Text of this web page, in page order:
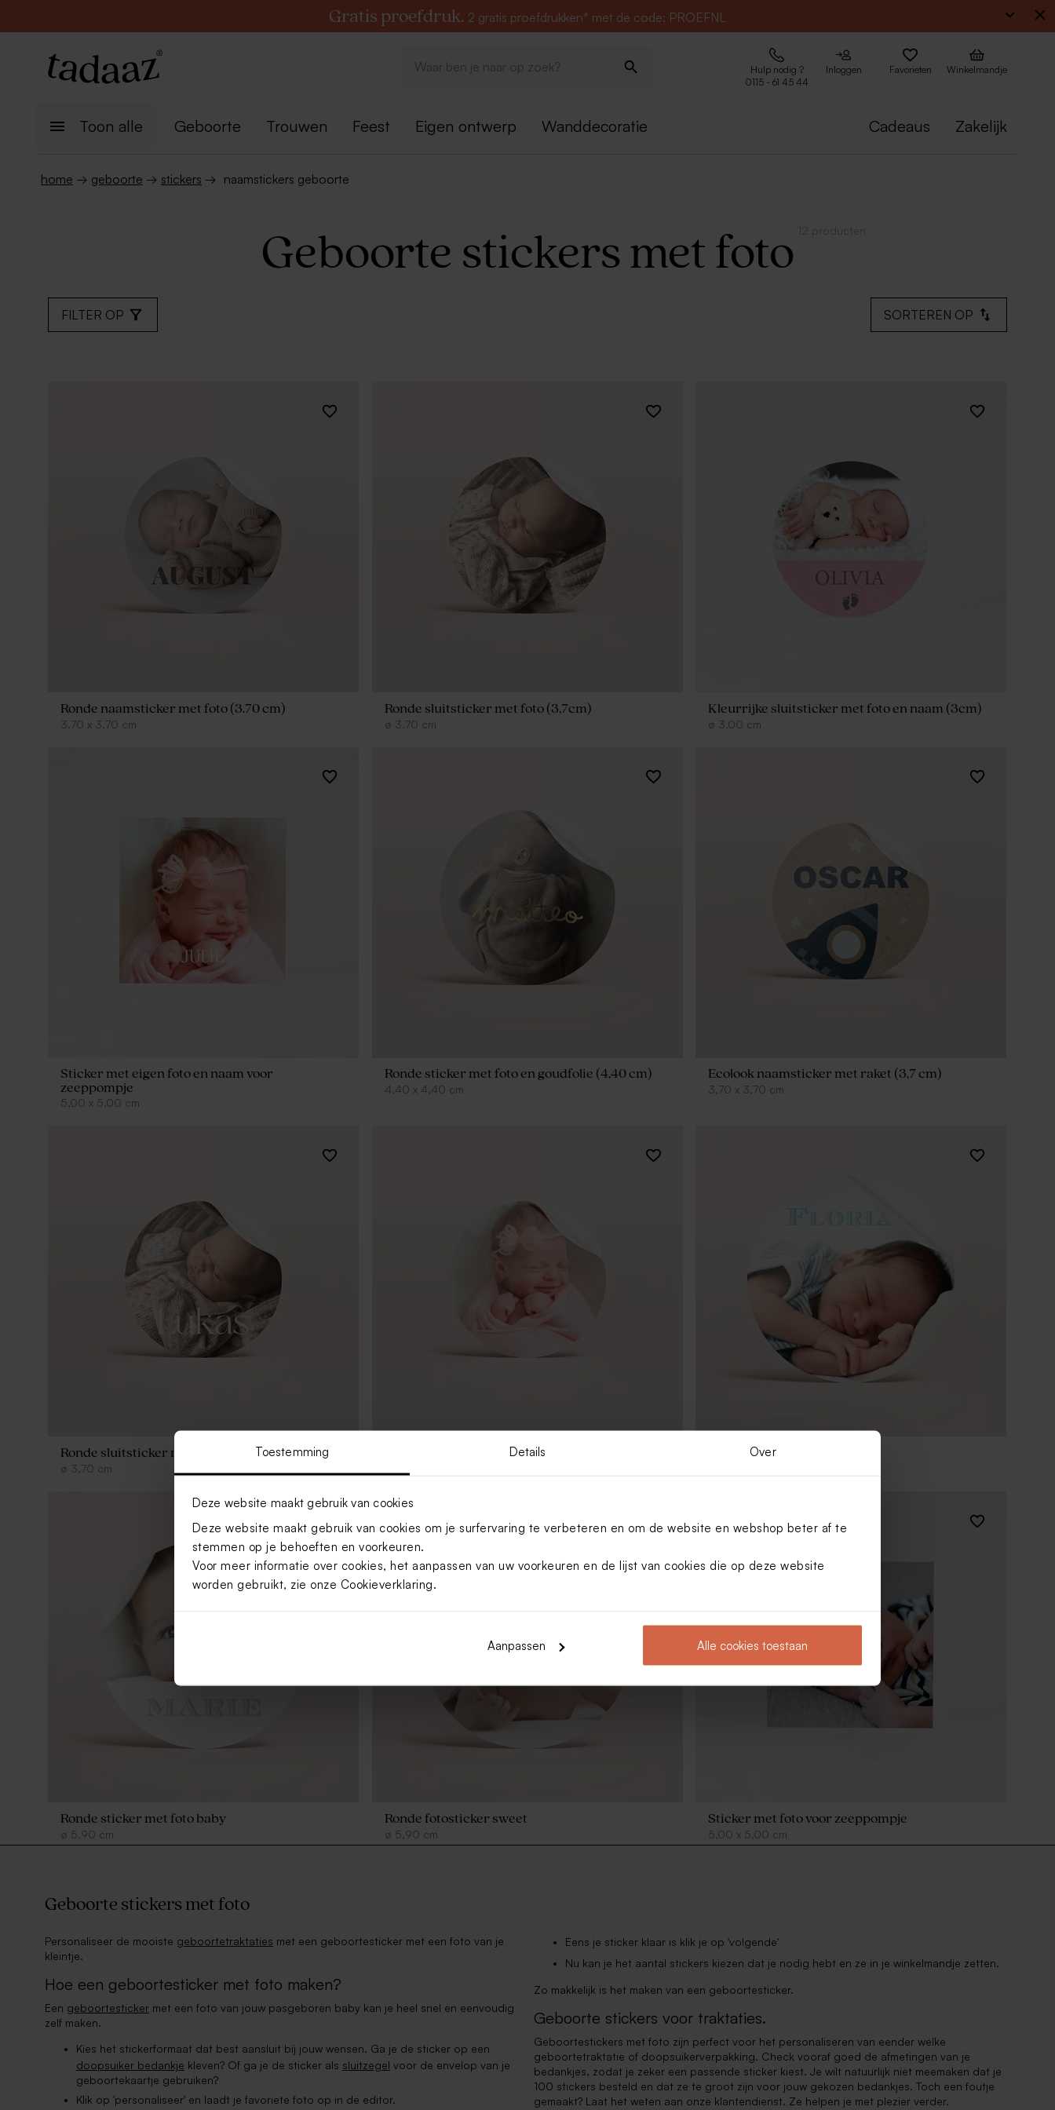
Toestemming Details Over
Deze website maakt gebruik van cookies
Deze website maakt gebruik van cookies om je surfervaring te verbeteren en om de website en webshop beter af te
stemmen op je behoeften en voorkeuren.
Voor meer informatie over cookies, het aanpassen van uw voorkeuren en de lijst van cookies die op deze website
worden gebruikt, zie onze Cookieverklaring.
Aanpassen Alle cookies toestaan
Gratis proefdruk. 2 gratis proefdrukken* met de code: PROEFNL
Hulp nodig ?
0115 - 61 45 44
Inloggen Favorieten Winkelmandje
Toon alle Geboorte Trouwen Feest Eigen ontwerp Wanddecoratie Cadeaus Zakelijk
home → geboorte → stickers → naamstickers geboorte
Geboorte stickers met foto
FILTER OP SORTEREN OP
Ronde naamsticker met foto (3.70 cm)
3,70 x 3,70 cm
Ronde sluitsticker met foto (3,7cm)
ø 3,70 cm
Kleurrijke sluitsticker met foto en naam (3cm)
ø 3,00 cm
Sticker met eigen foto en naam voor
zeeppompje
5,00 x 5,00 cm
Ronde sticker met foto en goudfolie (4,40 cm)
4,40 x 4,40 cm
Ecolook naamsticker met raket (3,7 cm)
3,70 x 3,70 cm
Ronde sluitsticker met foto en naam (3,7cm)
ø 3,70 cm
Sluitsticker met foto of eigen motiefje (3,7 cm) Fotosticker rond soft
Ronde sticker met foto baby
ø 5,90 cm
Ronde fotosticker sweet
ø 5,90 cm
Sticker met foto voor zeeppompje
5,00 x 5,00 cm
Geboorte stickers met foto
Personaliseer de mooiste geboortetraktaties met een geboortesticker met een foto van je
kleintje.
Hoe een geboortesticker met foto maken?
Een geboortesticker met een foto van jouw pasgeboren baby kan je heel snel en eenvoudig
zelf maken.
Kies het stickerformaat dat best aansluit bij jouw wensen. Ga je de sticker op een
doopsuiker bedankje kleven? Of ga je de sticker als sluitzegel voor de envelop van je
geboortekaartje gebruiken?
Klik op 'personaliseer' en laadt je favoriete foto op in de editor.
Eens je sticker klaar is klik je op 'volgende'
Nu kan je het aantal stickers kiezen dat je nodig hebt en ze in je winkelmandje zetten.
Zo makkelijk is het maken van een geboortesticker.
Geboorte stickers voor traktaties.
Geboortestickers met foto zijn perfect voor het personaliseren van eender welke
geboortetraktatie of doopsuikerverpakking. Check vooraf goed de afmetingen van je
bedankjes, zodat je zeker een passende sticker kiest. Je wilt natuurlijk niet meemaken dat je
100 stickers besteld en dat ze te groot zijn voor jouw gekozen bedankjes. Toch een foutje
gemaakt? Laat het weten aan onze klantendienst. Ze helpen je met plezier verder.